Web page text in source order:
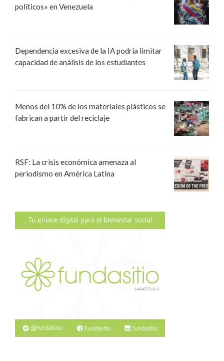
políticos» en Venezuela
Dependencia excesiva de la IA podría limitar
capacidad de análisis de los estudiantes
Menos del 10% de los materiales plásticos se
fabrican a partir del reciclaje
RSF: La crisis económica amenaza al
periodismo en América Latina